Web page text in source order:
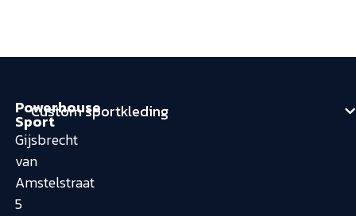
Powerhouse
Sport
Gijsbrecht
van
Amstelstraat
5
Custom sportkleding